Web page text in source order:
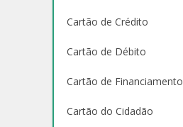
Cartão de Crédito
Cartão de Débito
Cartão de Financiamento
Cartão do Cidadão